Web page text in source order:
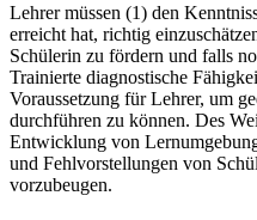
Lehrer müssen (1) den
erreicht hat, richtig
Schülerin zu fördern und falls
Trainierte diagnostische
Voraussetzung für Lehrer, um
durchführen zu können. Des
Entwicklung von
und Fehlvorstellungen von
vorzubeugen.